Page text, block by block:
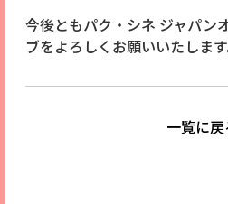
今後ともパク・シネ ジャパン
ブをよろしくお願いいたします
一覧に戻